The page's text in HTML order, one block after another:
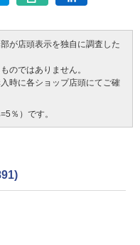
が店頭表示を独自に調査した
のではありません。
時に各ショップ店頭にてご確
％）です。